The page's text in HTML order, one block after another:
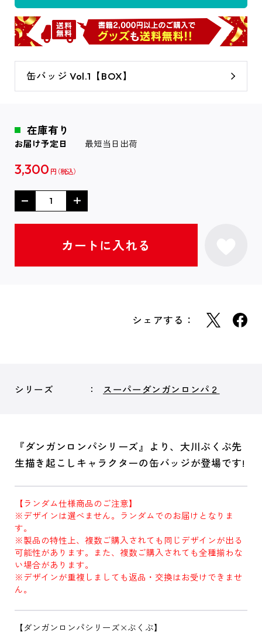
缶バッジ Vol.1【BOX】
在庫有り
お届け予定日 最短当日出荷
3,300 円
シェアする：
シリーズ スーパーダンガンロンパ２
『ダンガンロンパシリーズ』より、大川ぶくぶ先
生描き起こしキャラクターの缶バッジが登場です!
【ランダム仕様商品のご注意】
※デザインは選べません。ランダムでのお届けとなりま
す。
※製品の特性上、複数ご購入されても同じデザインが出る
可能性があります。また、複数ご購入されても全種揃わな
い場合があります。
※デザインが重複しましても返品・交換はお受けできませ
ん。
【ダンガンロンパシリーズ×ぶくぶ】